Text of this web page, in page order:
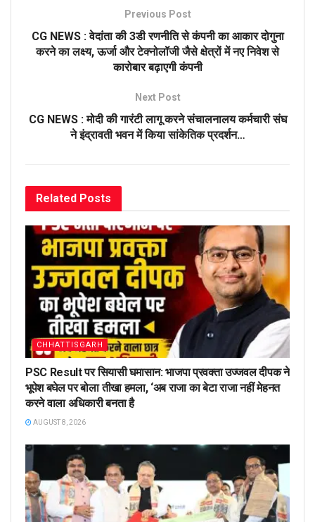
Previous Post
CG NEWS : वेदांता की 3डी रणनीति से कंपनी का आकार दोगुना
करने का लक्ष्य, ऊर्जा और टेक्नोलॉजी जैसे क्षेत्रों में नए निवेश से
कारोबार बढ़ाएगी कंपनी
Next Post
CG NEWS : मोदी की गारंटी लागू करने संचालनालय कर्मचारी संघ
ने इंद्रावती भवन में किया सांकेतिक प्रदर्शन…
Related Posts
CHHATTISGARH
PSC Result पर सियासी घमासान: भाजपा प्रवक्ता उज्जवल दीपक ने
भूपेश बघेल पर बोला तीखा हमला, ‘अब राजा का बेटा राजा नहीं मेहनत
करने वाला अधिकारी बनता है
AUGUST 8, 2026